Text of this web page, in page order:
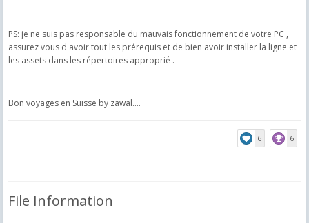
PS: je ne suis pas responsable du mauvais fonctionnement de votre PC ,
assurez vous d'avoir tout les prérequis et de bien avoir installer la ligne et
les assets dans les répertoires approprié .
Bon voyages en Suisse by zawal....
6 6
File Information